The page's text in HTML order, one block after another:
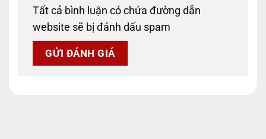
Tất cả bình luận có chứa đường dẫn
website sẽ bị đánh dấu spam